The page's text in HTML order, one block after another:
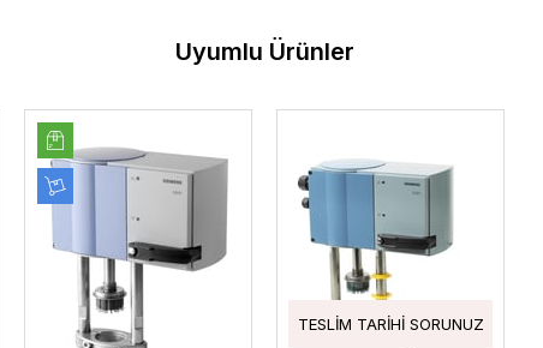
Uyumlu Ürünler
TESLIM TARIHI SORUNUZ